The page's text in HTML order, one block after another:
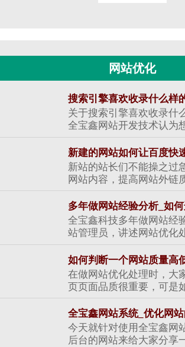
网站优化
搜索引擎喜欢收录什么样
关于搜索引擎喜欢收录什
全宝鑫网站开发技术认为
新建的网站如何让百度快
新站的站长们不能操之过
网站内容，提高网站外链
多年做网站经验分析_如
全宝鑫科技多年做网站经
站管理员，讲述网站优化
如何判断一个网站质量高
在做网站优化处理时，大
页页面品质很重要，可是
全宝鑫网站系统_优化网
今天就针对使用全宝鑫网
后台的网站来给大家分享